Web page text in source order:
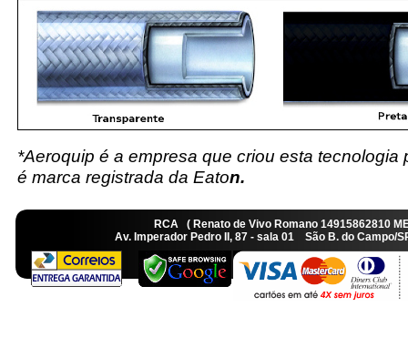
*Aeroquip é a empresa que criou esta
é marca registrada da Eaton.
RCA ( Renato de Vivo Romano
Av. Imperador Pedro II, 87 - sala 01 São B. do